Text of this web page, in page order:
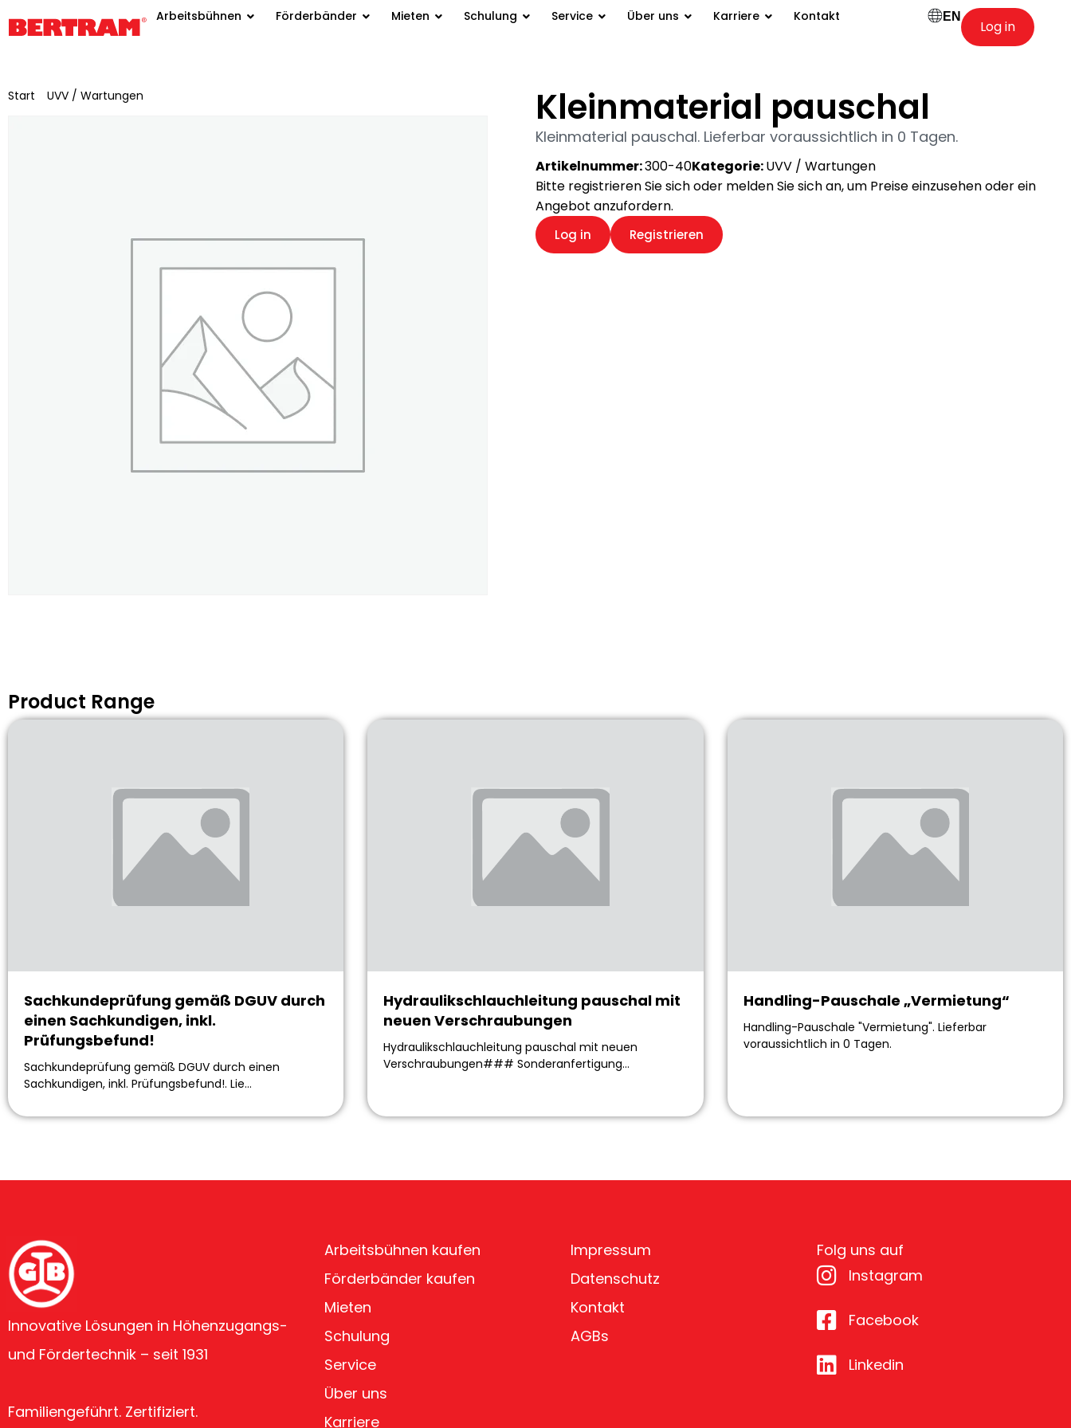
Arbeitsbühnen Förderbänder Mieten Schulung Service Über uns Karriere Kontakt EN
Log in
Start UVV / Wartungen Kleinmaterial pauschal
Kleinmaterial pauschal. Lieferbar voraussichtlich in 0 Tagen.
Artikelnummer:300-40Kategorie:UVV / Wartungen
Bitte registrieren Sie sich oder melden Sie sich an, um Preise einzusehen oder ein
Angebot anzufordern.
Log in Registrieren
Product Range
Sachkundeprüfung gemäß DGUV durch
einen Sachkundigen, inkl.
Prüfungsbefund!
Sachkundeprüfung gemäß DGUV durch einen
Sachkundigen, inkl. Prüfungsbefund!. Lie…
Hydraulikschlauchleitung pauschal mit
neuen Verschraubungen
Hydraulikschlauchleitung pauschal mit neuen
Verschraubungen### Sonderanfertigung…
Handling-Pauschale „Vermietung“
Handling-Pauschale "Vermietung". Lieferbar
voraussichtlich in 0 Tagen.
Innovative Lösungen in Höhenzugangs-
und Fördertechnik – seit 1931
Familiengeführt. Zertifiziert.
Arbeitsbühnen kaufen
Förderbänder kaufen
Mieten
Schulung
Service
Über uns
Karriere
Impressum
Datenschutz
Kontakt
AGBs
Folg uns auf
Instagram
Facebook
Linkedin